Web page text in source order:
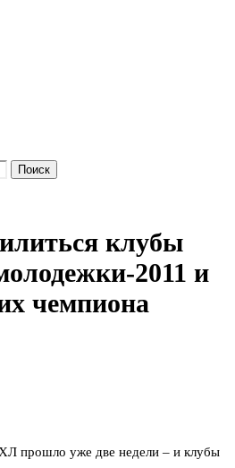
Поиск
клубы
2011 и
чемпиона
прошло уже две недели – и клубы